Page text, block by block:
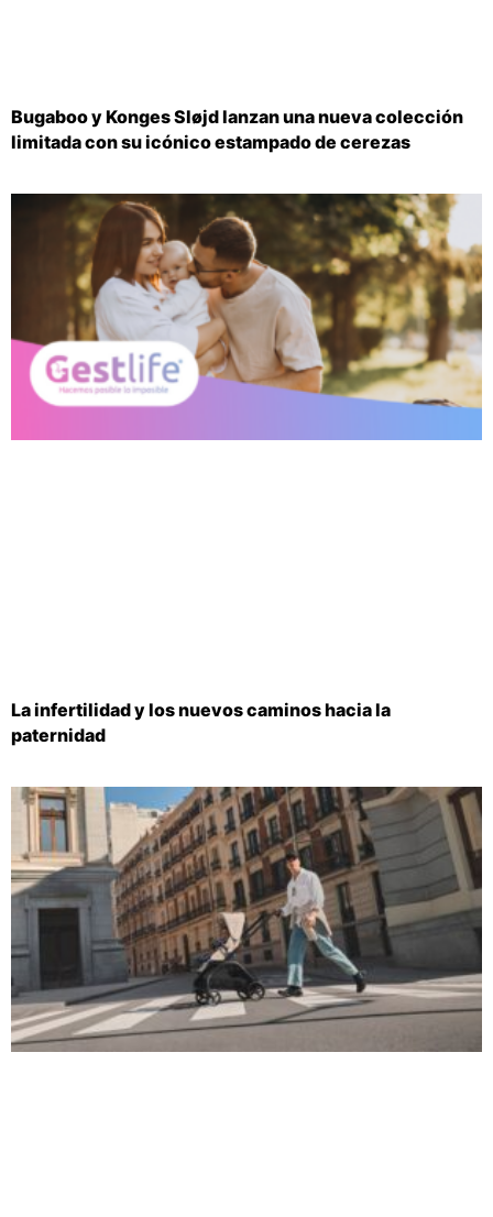
Bugaboo y Konges Sløjd lanzan una nueva colección
limitada con su icónico estampado de cerezas
La infertilidad y los nuevos caminos hacia la
paternidad